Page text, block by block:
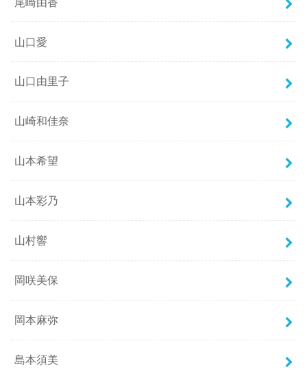
山口愛
山口由里子
山崎和佳奈
山本希望
山本彩乃
山村響
岡咲美保
岡本麻弥
島本須美